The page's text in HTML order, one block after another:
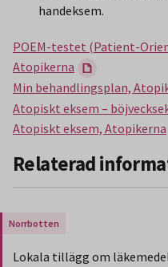
handeksem.
POEM-testet (Patient-
Atopikerna
Min behandlingsplan,
Atopiskt eksem –
Atopiskt eksem, Atopikerna
Relaterad
Gäller endast för Region
Lokala tillägg om